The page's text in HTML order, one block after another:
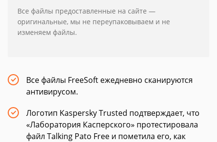
Все файлы предоставленные на сайте —
оригинальные, мы не переупаковываем и не
изменяем файлы.
Все файлы FreeSoft ежедневно сканируются
антивирусом.
Логотип Kaspersky Trusted подтверждает, что
«Лаборатория Касперского» протестировала
файл Talking Pato Free и пометила его, как